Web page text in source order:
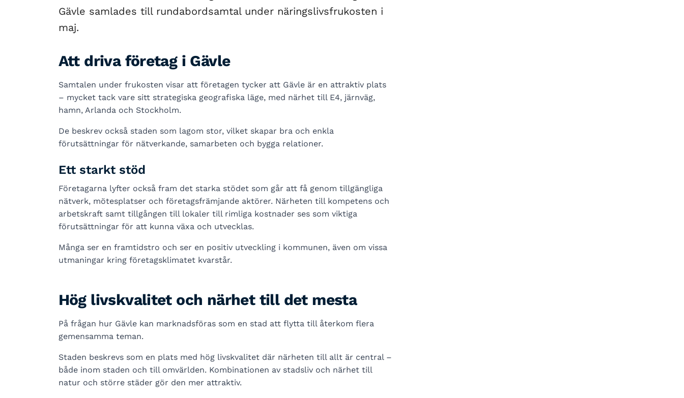
Gävle samlades till rundabordsamtal under näringslivsfrukosten i
maj.
Att driva företag i Gävle
Samtalen under frukosten visar att företagen tycker att Gävle är en attraktiv plats
– mycket tack vare sitt strategiska geografiska läge, med närhet till E4, järnväg,
hamn, Arlanda och Stockholm.
De beskrev också staden som lagom stor, vilket skapar bra och enkla
förutsättningar för nätverkande, samarbeten och bygga relationer.
Ett starkt stöd
Företagarna lyfter också fram det starka stödet som går att få genom tillgängliga
nätverk, mötesplatser och företagsfrämjande aktörer. Närheten till kompetens och
arbetskraft samt tillgången till lokaler till rimliga kostnader ses som viktiga
förutsättningar för att kunna växa och utvecklas.
Många ser en framtidstro och ser en positiv utveckling i kommunen, även om vissa
utmaningar kring företagsklimatet kvarstår.
Hög livskvalitet och närhet till det mesta
På frågan hur Gävle kan marknadsföras som en stad att flytta till återkom flera
gemensamma teman.
Staden beskrevs som en plats med hög livskvalitet där närheten till allt är central –
både inom staden och till omvärlden. Kombinationen av stadsliv och närhet till
natur och större städer gör den mer attraktiv.